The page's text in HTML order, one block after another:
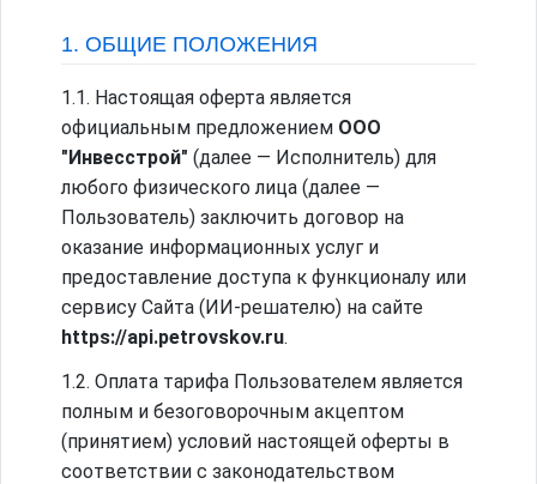
1. ОБЩИЕ ПОЛОЖЕНИЯ
1.1. Настоящая оферта является
официальным предложением ООО
"Инвесстрой" (далее — Исполнитель) для
любого физического лица (далее —
Пользователь) заключить договор на
оказание информационных услуг и
предоставление доступа к функционалу или
сервису Сайта (ИИ-решателю) на сайте
https://api.petrovskov.ru.
1.2. Оплата тарифа Пользователем является
полным и безоговорочным акцептом
(принятием) условий настоящей оферты в
соответствии с законодательством